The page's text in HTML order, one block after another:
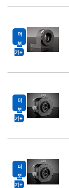
더
보
기
더
보
기
더
보
기